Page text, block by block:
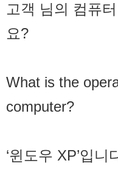
고객 님의 컴퓨
요?
What is the
computer?
‘윈도우 XP’입니